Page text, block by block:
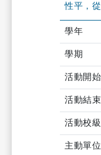
性平，
學年
學期
活動開
活動結
活動校
主動單